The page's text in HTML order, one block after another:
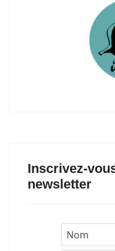
Inscrivez-
newsletter